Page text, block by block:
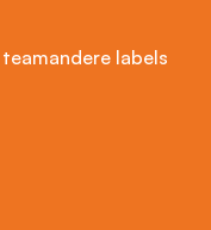
andere labels